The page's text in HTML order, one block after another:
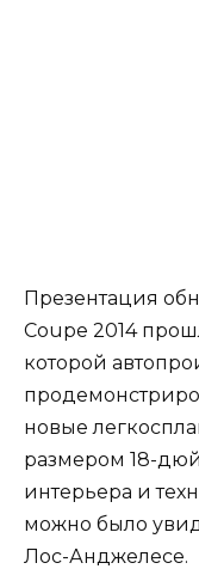
Презентация
Coupe 2014
которой
новые
размером 18-
интерьера и
можно было
Лос-Анджелесе.